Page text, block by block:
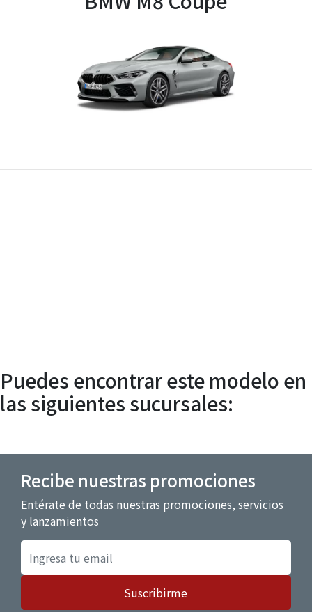
Puedes encontrar este modelo en
las siguientes sucursales:
Recibe nuestras promociones
Entérate de todas nuestras promociones, servicios
y lanzamientos
Suscribirme